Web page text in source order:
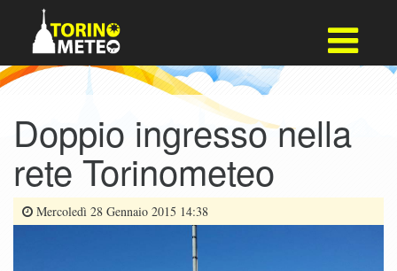
Doppio ingresso nella
rete Torinometeo
Mercoledì 28 Gennaio 2015 14:38